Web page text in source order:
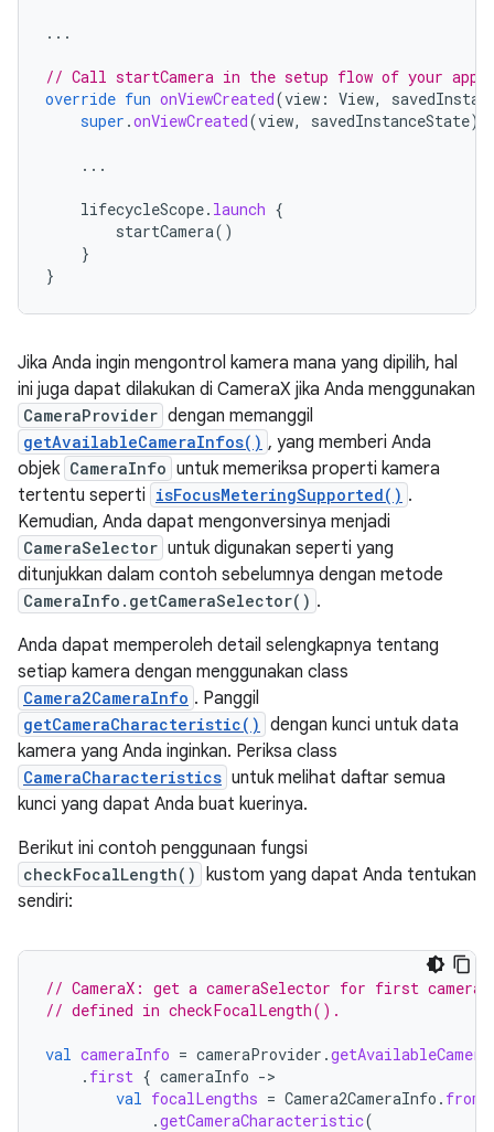
...
// Call startCamera in the setup flow of your app,
override fun onViewCreated(view : View,
super .onViewCreated(view, savedInstanceState)
...
lifecycleScope. launch {
startCamera()
}
}
Jika Anda ingin mengontrol kamera mana yang dipilih, hal
ini juga dapat dilakukan di CameraX jika Anda menggunakan
CameraProvider dengan memanggil
getAvailableCameraInfos() , yang memberi Anda
objek CameraInfo untuk memeriksa properti kamera
tertentu seperti isFocusMeteringSupported() .
Kemudian, Anda dapat mengonversinya menjadi
CameraSelector untuk digunakan seperti yang
ditunjukkan dalam contoh sebelumnya dengan metode
CameraInfo.getCameraSelector() .
Anda dapat memperoleh detail selengkapnya tentang
setiap kamera dengan menggunakan class
Camera2CameraInfo . Panggil
getCameraCharacteristic() dengan kunci untuk data
kamera yang Anda inginkan. Periksa class
CameraCharacteristics untuk melihat daftar semua
kunci yang dapat Anda buat kuerinya.
Berikut ini contoh penggunaan fungsi
checkFocalLength() kustom yang dapat Anda tentukan
sendiri:
// CameraX: get a cameraSelector for first
// defined in checkFocalLength().
val cameraInfo = cameraProvider .
. first { cameraInfo ->
val focalLengths = Camera2CameraInfo . from
.getCameraCharacteristic(